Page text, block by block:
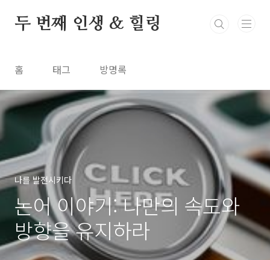
두 번째 인생 & 힐링
홈 태그 방명록
나를 발전시키다
논어 이야기: 나만의 속도와
방향을 유지하라